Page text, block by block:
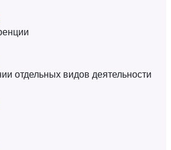
отдельных видов деятельности